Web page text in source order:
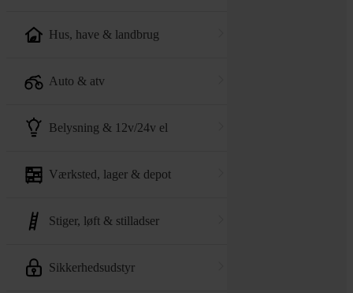
hus, have & landbrug
auto & atv
belysning & 12v/24v el
værksted, lager & depot
stiger, løft & stilladser
sikkerhedsudstyr